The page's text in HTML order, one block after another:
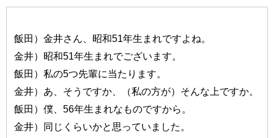
飯田）金井さん、昭和51年生まれですよね。
金井）昭和51年生まれでございます。
飯田）私の5つ先輩に当たります。
金井）あ、そうですか、（私の方が）そんな上ですか。
飯田）僕、56年生まれなものですから。
金井）同じくらいかと思っていました。